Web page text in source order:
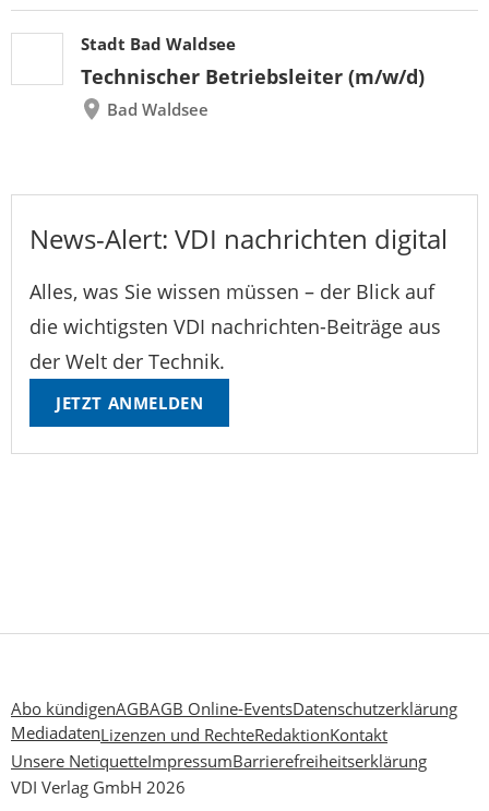
Stadt Bad Waldsee
Technischer Betriebsleiter (m/w/d)
Bad Waldsee
News-Alert: VDI nachrichten digital
Alles, was Sie wissen müssen – der Blick auf
die wichtigsten VDI nachrichten-Beiträge aus
der Welt der Technik.
JETZT ANMELDEN
Abo kündigenAGBAGB Online-EventsDatenschutzerklärung
MediadatenLizenzen und RechteRedaktionKontakt
Unsere NetiquetteImpressumBarrierefreiheitserklärung
VDI Verlag GmbH 2026